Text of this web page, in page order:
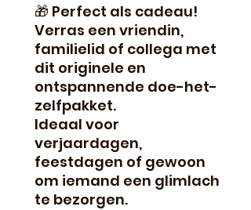
🎁 Perfect als cadeau!
Verras een vriendin,
familielid of collega met
dit originele en
ontspannende doe-het-
zelfpakket.
Ideaal voor
verjaardagen,
feestdagen of gewoon
om iemand een glimlach
te bezorgen.